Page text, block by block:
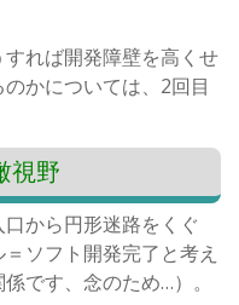
れば開発障壁を高くせ
かについては、2回目
視野
から円形迷路をくぐ
ソフト開発完了と考え
です、念のため…）。